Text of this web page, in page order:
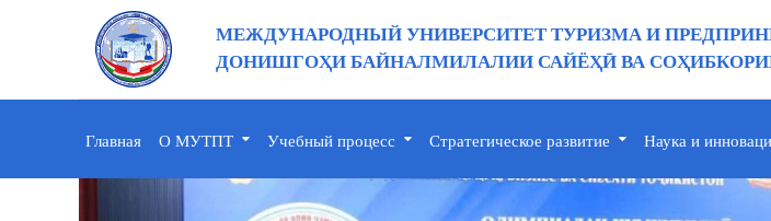
МЕЖДУНАРОДНЫЙ УНИВЕРСИТЕТ ТУРИЗМА И
ДОНИШГОҲИ БАЙНАЛМИЛАЛИИ САЙЁҲӢ ВА
Главная О МУТПТ Учебный процесс Стратегическое развитие Наука и